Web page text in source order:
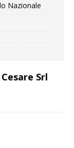
Nazionale
Srl